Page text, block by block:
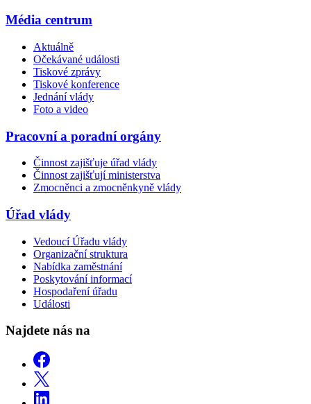
Média centrum
Aktuálně
Očekávané události
Tiskové zprávy
Tiskové konference
Jednání vlády
Foto a video
Pracovní a poradní orgány
Činnost zajišťuje úřad vlády
Činnost zajišťují ministerstva
Zmocněnci a zmocněnkyně vlády
Úřad vlády
Vedoucí Úřadu vlády
Organizační struktura
Nabídka zaměstnání
Poskytování informací
Hospodaření úřadu
Události
Najdete nás na